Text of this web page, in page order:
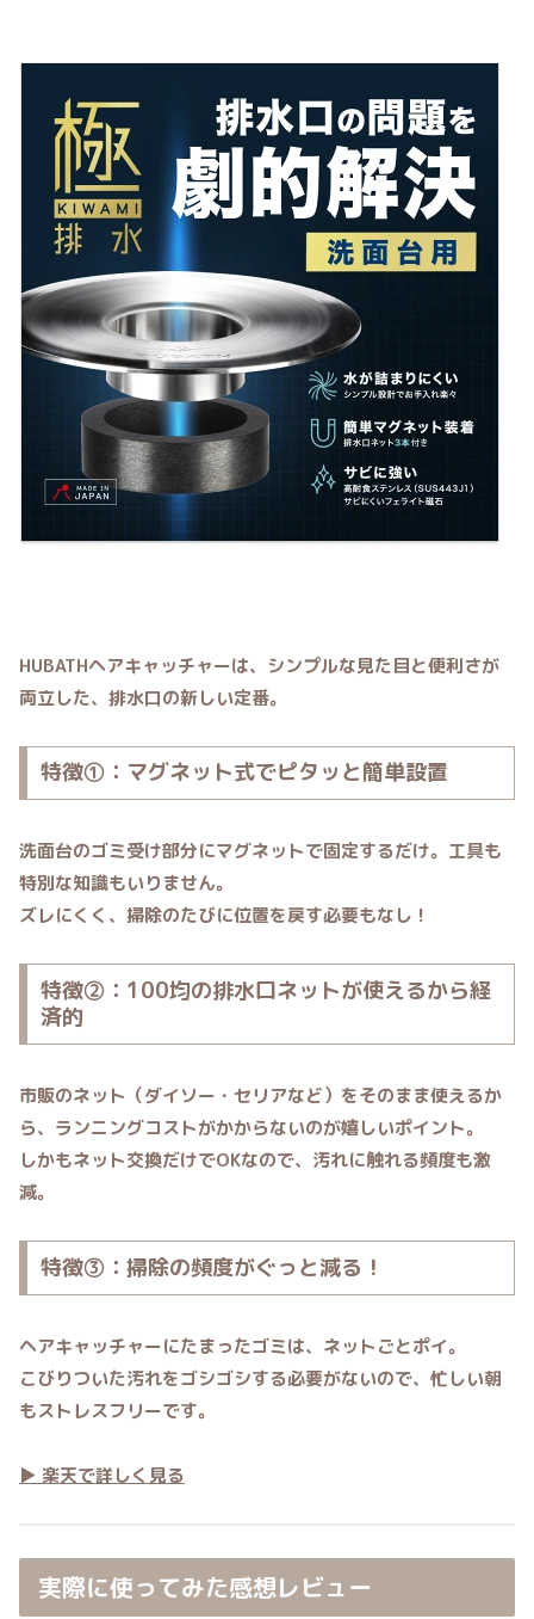
HUBATHヘアキャッチャーは、シンプルな見た目と便利さが
両立した、排水口の新しい定番。
特徴①：マグネット式でピタッと簡単設置
洗面台のゴミ受け部分にマグネットで固定するだけ。工具も
特別な知識もいりません。
ズレにくく、掃除のたびに位置を戻す必要もなし！
特徴②：100均の排水口ネットが使えるから経
済的
市販のネット（ダイソー・セリアなど）をそのまま使えるか
ら、ランニングコストがかからないのが嬉しいポイント。
しかもネット交換だけでOKなので、汚れに触れる頻度も激
減。
特徴③：掃除の頻度がぐっと減る！
ヘアキャッチャーにたまったゴミは、ネットごとポイ。
こびりついた汚れをゴシゴシする必要がないので、忙しい朝
もストレスフリーです。
▶ 楽天で詳しく見る
実際に使ってみた感想レビュー